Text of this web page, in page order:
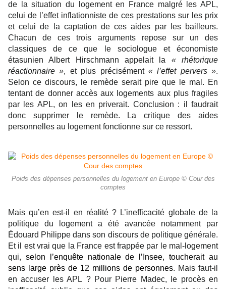
de la situation du logement en France malgré les APL,
celui de l’effet inflationniste de ces prestations sur les prix
et celui de la captation de ces aides par les bailleurs.
Chacun de ces trois arguments repose sur un des
classiques de ce que le sociologue et économiste
étasunien Albert Hirschmann appelait la « rhétorique
réactionnaire », et plus précisément « l’effet pervers ».
Selon ce discours, le remède serait pire que le mal. En
tentant de donner accès aux logements aux plus fragiles
par les APL, on les en priverait. Conclusion : il faudrait
donc supprimer le remède. La critique des aides
personnelles au logement fonctionne sur ce ressort.
Poids des dépenses personnelles du logement en Europe © Cour des
comptes
Mais qu’en est-il en réalité ? L’inefficacité globale de la
politique du logement a été avancée notamment par
Édouard Philippe dans son discours de politique générale.
Et il est vrai que la France est frappée par le mal-logement
qui, selon l’enquête nationale de l’Insee, toucherait au
sens large près de 12 millions de personnes. Mais faut-il
en accuser les APL ? Pour Pierre Madec, le procès en